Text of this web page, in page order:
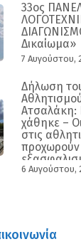
33ος
Δικαίωμα»
7 Αυγούστου,
Δήλωση
Ατσαλάκη:
χάθηκε –
στις
6 Αυγούστου,